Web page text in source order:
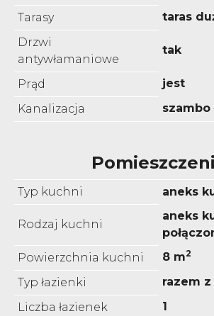
Tarasy
taras
Drzwi
antywłamaniowe
tak
Prąd
jest
Kanalizacja
szambo
Typ kuchni aneks
Rodzaj kuchni
aneks
Powierzchnia kuchni
8 m2
Typ łazienki
razem
Liczba łazienek
1